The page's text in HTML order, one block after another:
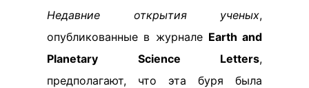
Недавние открытия ученых,
опубликованные в журнале Earth and
Planetary Science Letters,
предполагают, что эта буря была